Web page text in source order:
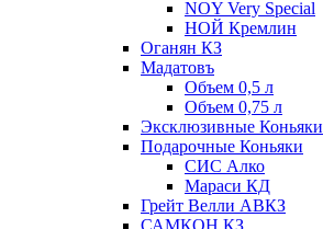
NOY Very Speсial
НОЙ Кремлин
Оганян КЗ
Мадатовъ
Объем 0,5 л
Объем 0,75 л
Эксклюзивные Коньяки
Подарочные Коньяки
СИС Алко
Мараси КД
Грейт Велли АВКЗ
САМКОН КЗ